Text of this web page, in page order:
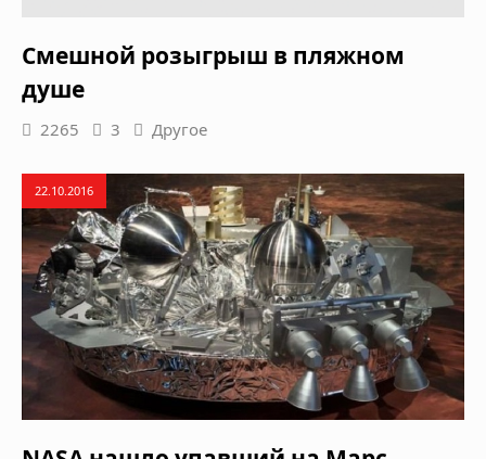
Смешной розыгрыш в пляжном
душе
2265 3 Другое
22.10.2016